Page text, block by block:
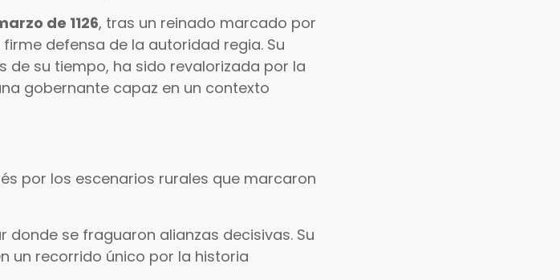
de 1126, tras un reinado marcado por
defensa de la autoridad regia. Su
su tiempo, ha sido revalorizada por la
gobernante capaz en un contexto
por los escenarios rurales que marcaron
donde se fraguaron alianzas decisivas. Su
un recorrido único por la historia